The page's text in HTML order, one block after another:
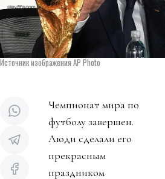
Источник изображения AP Photo
Чемпионат мира по
футболу завершен.
Люди сделали его
прекрасным
праздником